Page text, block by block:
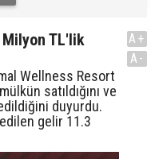
Milyon TL'lik
Wellness Resort
satıldığını ve
duyurdu.
gelir 11.3
A+
A-